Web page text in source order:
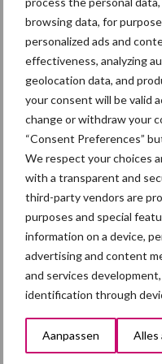
browsing data, for
personalized ads and
effectiveness, analyzing
geolocation data, and
your consent will be valid
change or withdraw your
“Consent Preferences”
We respect your choices
with a transparent and
third-party vendors are
purposes and special
information on a device,
advertising and content
and services
identification through
Aanpassen Alles
7 aug
5 aug
groter
5 aug
4 aug
AVP